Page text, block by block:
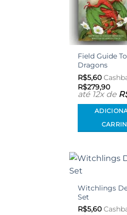
Field Guide
Dragons
R$5,60
R$279,90
até 12x de
Witchlings
Set
R$5,60